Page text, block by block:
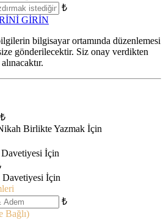
₺
GİRİN
bilgisayar ortamında düzenlemesi
gönderilecektir. Siz onay verdikten
₺
Birlikte Yazmak İçin
Davetiyesi İçin
Davetiyesi İçin
₺
Bağlı)